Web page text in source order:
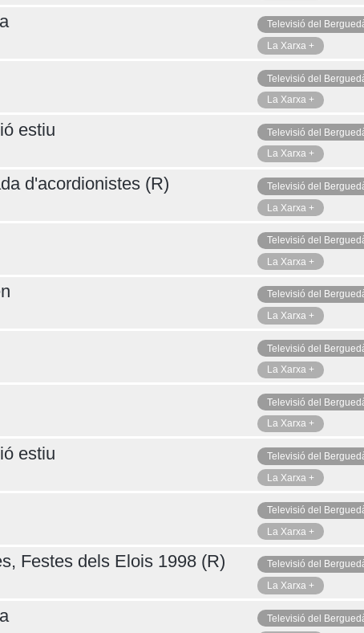
Televisió del
La Xarxa +
Televisió del
La Xarxa +
estiu
Televisió del
La Xarxa +
d'acordionistes (R)
Televisió del
La Xarxa +
Televisió del
La Xarxa +
Televisió del
La Xarxa +
Televisió del
La Xarxa +
Televisió del
La Xarxa +
estiu
Televisió del
La Xarxa +
Televisió del
La Xarxa +
Festes dels Elois 1998 (R)
Televisió del
La Xarxa +
Televisió del